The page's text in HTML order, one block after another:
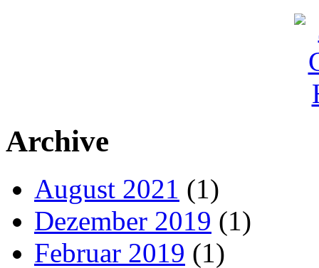
Archive
August 2021 (1)
Dezember 2019 (1)
Februar 2019 (1)